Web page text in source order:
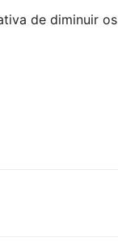
de diminuir os